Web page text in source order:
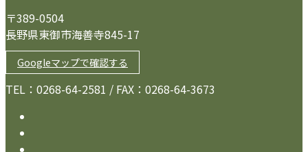
〒389-0504
長野県東御市海善寺845-17
Googleマップで確認する
TEL：0268-64-2581 / FAX：0268-64-3673